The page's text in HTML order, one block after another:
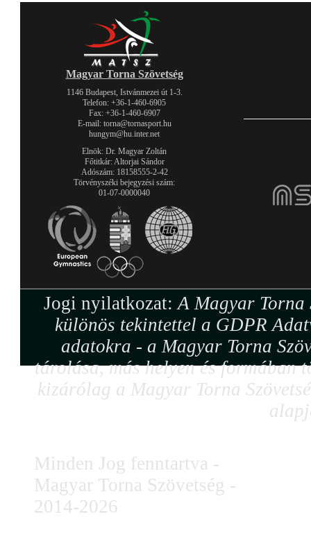
Magyar Torna Szövetség
1146 Budapest, Istvánmezei út 1-3.
Telefon: +36-1-460-6905
Fax: +36-1-460-6907
E-mail: torna@tornasport.hu
hungym@hu.inter.net
Elnök: Dr. Magyar Zoltán
Főtitkár: Altorjai Sándor
Adószám: 18158555-2-42
Törvényszéki bejegyzési szám:
01-07-0000040
Jogi nyilatkozat:A Magyar Torna
különös tekintettel a GDPR
adatokra - a Magyar Torna
tárolása, más helyen és formában
kizárólag a Magyar Torna
Minden Jog fenntartva -
Magyar Torna Szövetség -
2014-2026